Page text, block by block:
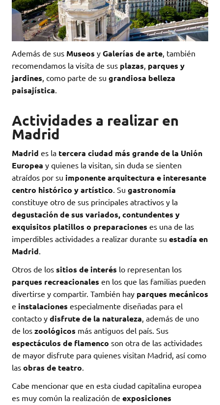
Además de sus Museos y Galerías de arte, también
recomendamos la visita de sus plazas, parques y
jardines, como parte de su grandiosa belleza
paisajística.
Actividades a realizar en
Madrid
Madrid es la tercera ciudad más grande de la Unión
Europea y quienes la visitan, sin duda se sienten
atraídos por su imponente arquitectura e interesante
centro histórico y artístico . Su gastronomía
constituye otro de sus principales atractivos y la
degustación de sus variados, contundentes y
exquisitos platillos o preparaciones es una de las
imperdibles actividades a realizar durante su estadía en
Madrid
Otros de los sitios de interés lo representan los
parques recreacionales en los que las familias pueden
divertirse y compartir. También hay parques mecánicos
e instalaciones especialmente diseñadas para el
contacto y disfrute de la naturaleza , además de uno
de los zoológicos más antiguos del país. Sus
espectáculos de flamenco son otra de las actividades
de mayor disfrute para quienes visitan Madrid, así como
las obras de teatro
Cabe mencionar que en esta ciudad capitalina europea
es muy común la realización de exposiciones